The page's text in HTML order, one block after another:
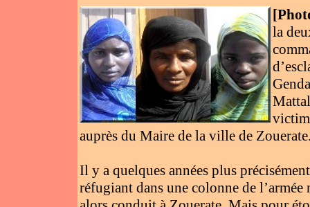
[
la
auprès du Maire de la ville de
Il y a quelques années plus
réfugiant dans une colonne de